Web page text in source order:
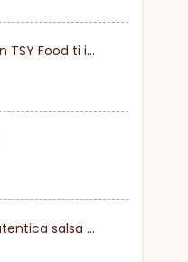
Guangdong Zhongshan TSY Food ti invita sinceramente a visitare la fiera Gulfood di Dubai 2026
TSY Food presenta l'autentica salsa di soia al SIAL PARIGI 2024